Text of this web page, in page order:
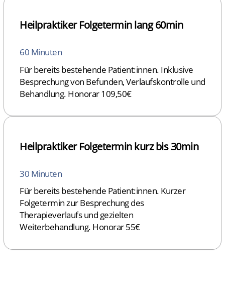
Heilpraktiker Folgetermin lang 60min
60 Minuten
Für bereits bestehende Patient:innen. Inklusive
Besprechung von Befunden, Verlaufskontrolle und
Behandlung. Honorar 109,50€
Heilpraktiker Folgetermin kurz bis 30min
30 Minuten
Für bereits bestehende Patient:innen. Kurzer
Folgetermin zur Besprechung des
Therapieverlaufs und gezielten
Weiterbehandlung. Honorar 55€